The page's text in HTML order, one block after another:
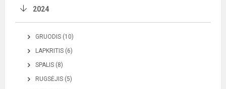
2024
GRUODIS (10)
LAPKRITIS (6)
SPALIS (8)
RUGSĖJIS (5)